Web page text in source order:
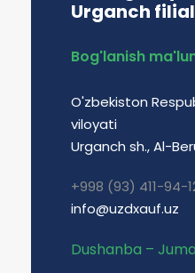
Urganch
Bog'lanish
O'zbekiston
viloyati
Urganch sh., Al-
+998 (93) 411-94-
info@uzdxauf.uz
Dushanba –